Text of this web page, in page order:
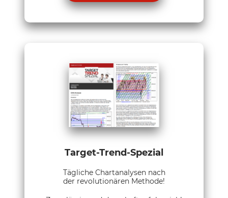
Target-Trend-Spezial
Tägliche Chartanalysen nach
der revolutionären Methode!